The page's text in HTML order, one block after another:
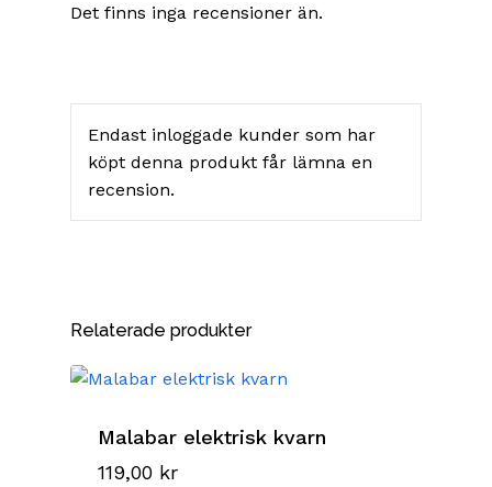
Det finns inga recensioner än.
Endast inloggade kunder som har
köpt denna produkt får lämna en
recension.
Relaterade produkter
Malabar elektrisk kvarn
119,00 kr